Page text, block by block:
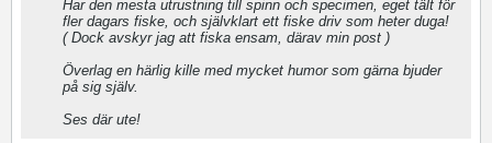
Har den mesta utrustning till spinn och specimen, eget tält för
fler dagars fiske, och självklart ett fiske driv som heter duga!
( Dock avskyr jag att fiska ensam, därav min post )
Överlag en härlig kille med mycket humor som gärna bjuder
på sig själv.
Ses där ute!